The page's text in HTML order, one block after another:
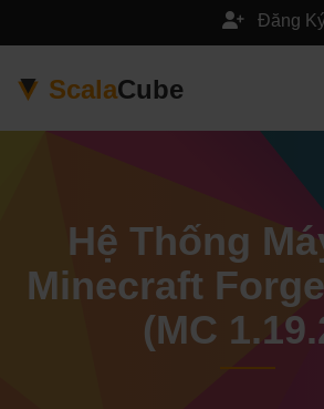
Đăng
ScalaCube
Hệ Thống
Minecraft
(MC